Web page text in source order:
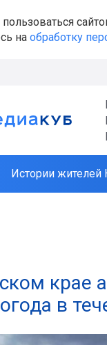
на обработку
Истории жителей
крае
в